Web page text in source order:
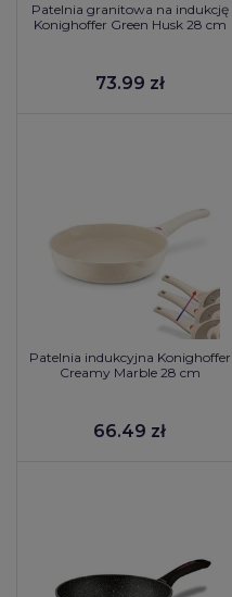
Patelnia granitowa na indukcję
Konighoffer Green Husk 28 cm
73.99 zł
Patelnia indukcyjna Konighoffer
Creamy Marble 28 cm
66.49 zł